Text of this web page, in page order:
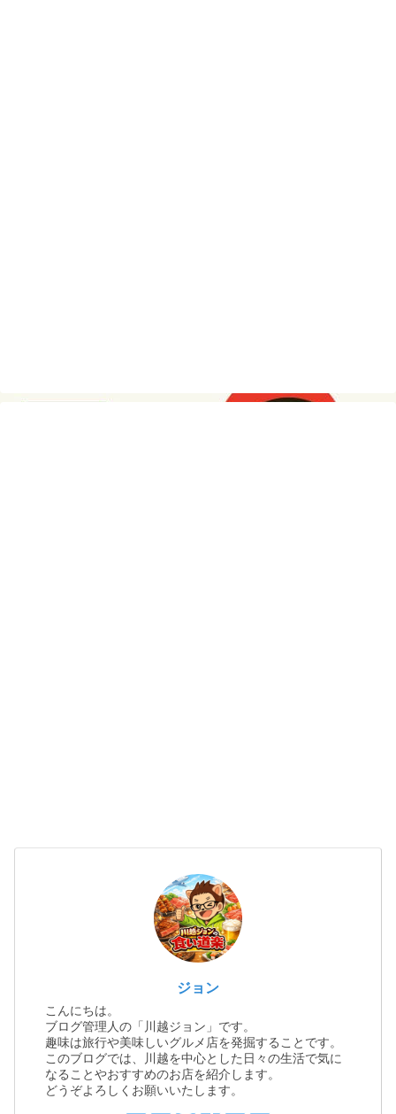
ジョン
こんにちは。
ブログ管理人の「川越ジョン」です。
趣味は旅行や美味しいグルメ店を発掘することです。
このブログでは、川越を中心とした日々の生活で気に
なることやおすすめのお店を紹介します。
どうぞよろしくお願いいたします。